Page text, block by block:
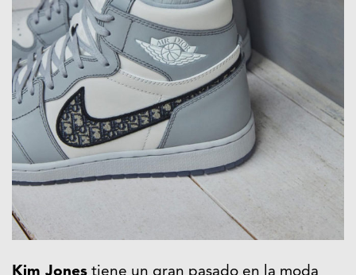
Kim Jones tiene un gran pasado en la moda